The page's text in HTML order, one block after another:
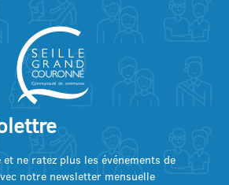
et ne ratez plus les événements de
notre newsletter mensuelle